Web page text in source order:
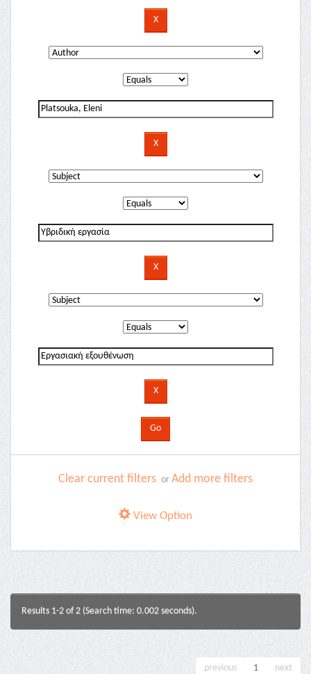
Clear current filters or Add more filters
View Option
Results 1-2 of 2 (Search time: 0.002 seconds).
previous 1 next